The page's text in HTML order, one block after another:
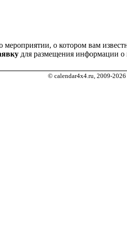
о котором вам
для размещения информации о
© calendar4x4.ru, 2009-2026